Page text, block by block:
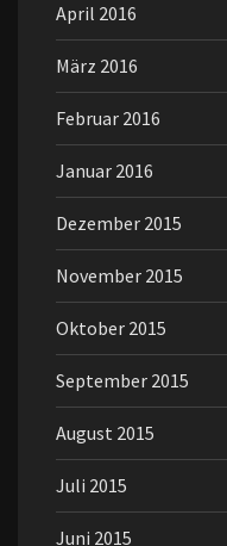
April 2016
März 2016
Februar 2016
Januar 2016
Dezember 2015
November 2015
Oktober 2015
September 2015
August 2015
Juli 2015
Juni 2015